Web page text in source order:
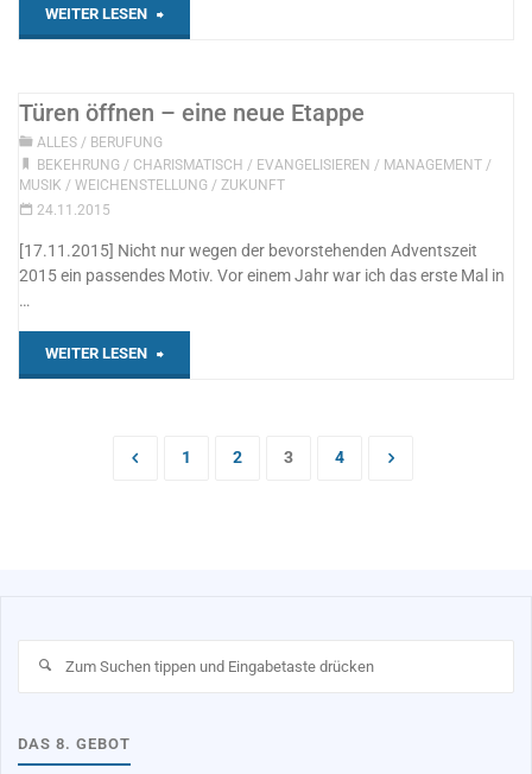
WEITER LESEN "Versöhnte
Türen öffnen – eine neue Etappe
ALLES / BERUFUNG
BEKEHRUNG / CHARISMATISCH / EVANGELISIEREN / MANAGEMENT/
MUSIK /WEICHENSTELLUNG /ZUKUNFT
24.11.2015
[17.11.2015] Nicht nur wegen der bevorstehenden Adventszeit
2015 ein passendes Motiv. Vor einem Jahr war ich das erste Mal in
…
WEITER LESEN "Türen
1 2 3 4
DAS 8. GEBOT